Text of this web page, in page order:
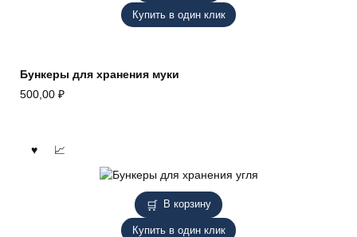
Купить в один клик
Бункеры для хранения муки
500,00 ₽
В корзину
Купить в один клик